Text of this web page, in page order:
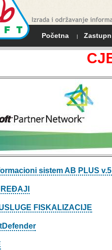
Početna |
sistem AB PLUS
FISKALIZACIJE